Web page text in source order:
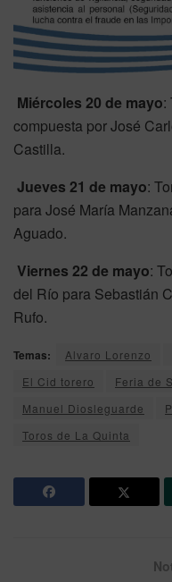
Miércoles 20 de mayo:
compuesta por José
Castilla.
Jueves 21 de mayo:
para José María
Aguado.
Viernes 22 de mayo:
del Río para Sebastián
Rufo.
Temas: Alvaro Lorenzo
El Cid torero
Feria de
Manuel Diosleguarde
Toros de La Quinta